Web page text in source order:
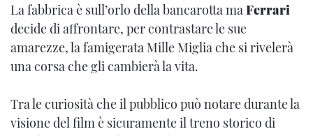
La fabbrica è sull’orlo della bancarotta ma Ferrari
decide di affrontare, per contrastare le sue
amarezze, la famigerata Mille Miglia che si rivelerà
una corsa che gli cambierà la vita.
Tra le curiosità che il pubblico può notare durante la
visione del film è sicuramente il treno storico di